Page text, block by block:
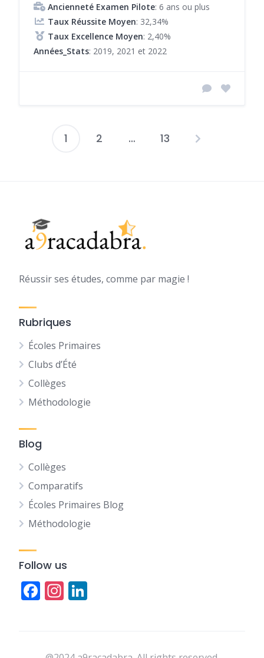
Ancienneté Examen Pilote: 6 ans ou plus
Taux Réussite Moyen: 32,34%
Taux Excellence Moyen: 2,40%
Années_Stats: 2019, 2021 et 2022
Pagination
1 2 … 13
Réussir ses études, comme par magie !
Rubriques
Écoles Primaires
Clubs d’Été
Collèges
Méthodologie
Blog
Collèges
Comparatifs
Écoles Primaires Blog
Méthodologie
Follow us
Facebook
Instagram